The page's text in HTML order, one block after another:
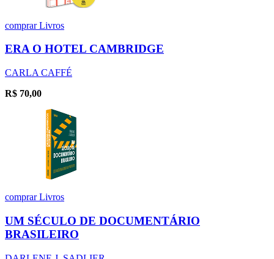
comprarLivros
ERA O HOTEL CAMBRIDGE
CARLA CAFFÉ
R$ 70,00
comprarLivros
UM SÉCULO DE DOCUMENTÁRIO
BRASILEIRO